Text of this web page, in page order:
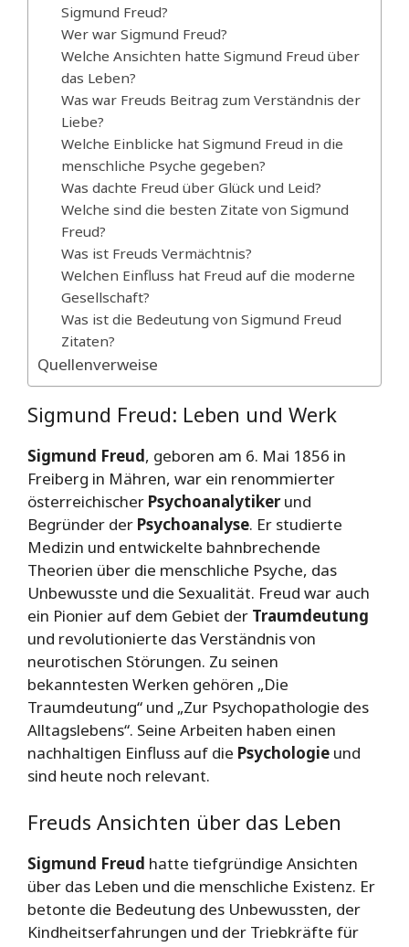
Sigmund Freud?
Wer war Sigmund Freud?
Welche Ansichten hatte Sigmund Freud über
das Leben?
Was war Freuds Beitrag zum Verständnis der
Liebe?
Welche Einblicke hat Sigmund Freud in die
menschliche Psyche gegeben?
Was dachte Freud über Glück und Leid?
Welche sind die besten Zitate von Sigmund
Freud?
Was ist Freuds Vermächtnis?
Welchen Einfluss hat Freud auf die moderne
Gesellschaft?
Was ist die Bedeutung von Sigmund Freud
Zitaten?
Quellenverweise
Sigmund Freud: Leben und Werk
Sigmund Freud, geboren am 6. Mai 1856 in
Freiberg in Mähren, war ein renommierter
österreichischer Psychoanalytikerund
Begründer der Psychoanalyse. Er studierte
Medizin und entwickelte bahnbrechende
Theorien über die menschliche Psyche, das
Unbewusste und die Sexualität. Freud war auch
ein Pionier auf dem Gebiet der Traumdeutung
und revolutionierte das Verständnis von
neurotischen Störungen. Zu seinen
bekanntesten Werken gehören „Die
Traumdeutung“ und „Zur Psychopathologie des
Alltagslebens“. Seine Arbeiten haben einen
nachhaltigen Einfluss auf die Psychologie und
sind heute noch relevant.
Freuds Ansichten über das Leben
Sigmund Freud hatte tiefgründige Ansichten
über das Leben und die menschliche Existenz. Er
betonte die Bedeutung des Unbewussten, der
Kindheitserfahrungen und der Triebkräfte für